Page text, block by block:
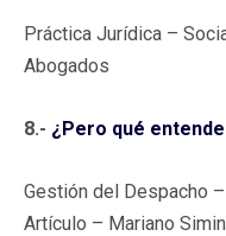
Práctica Jurídica –
Abogados
8.- ¿Pero qué
Gestión del Despacho
Artículo – Mariano